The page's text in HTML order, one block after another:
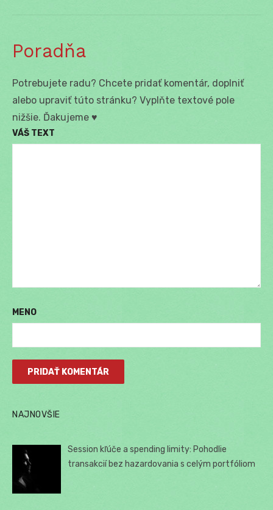
Poradňa
Potrebujete radu? Chcete pridať komentár, doplniť
alebo upraviť túto stránku? Vyplňte textové pole
nižšie. Ďakujeme ♥
VÁŠ TEXT
MENO
NAJNOVŠIE
Session kľúče a spending limity: Pohodlie
transakcií bez hazardovania s celým portfóliom